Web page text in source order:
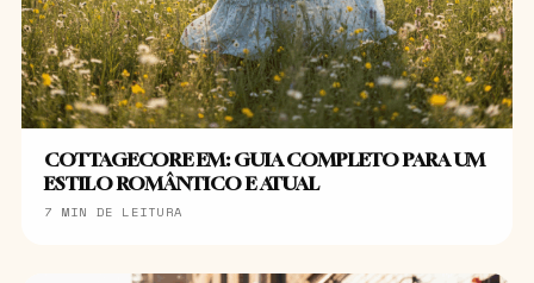
COTTAGECORE EM: GUIA COMPLETO PARA UM
ESTILO ROMÂNTICO E ATUAL
7 MIN DE LEITURA